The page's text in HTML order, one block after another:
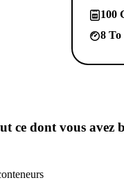
100
8 To
ce dont vous avez